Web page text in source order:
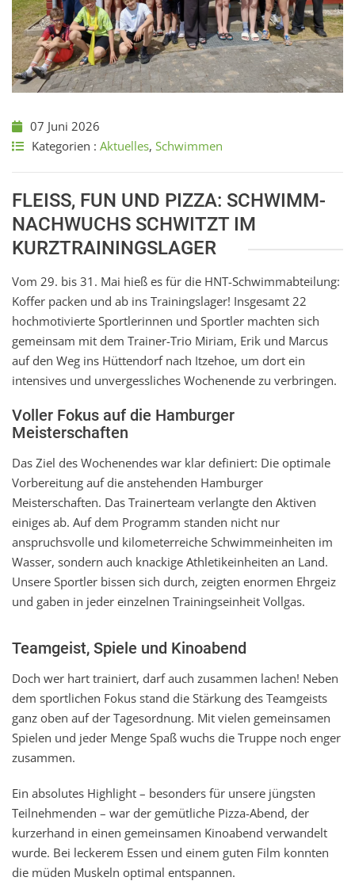
07 Juni 2026
Kategorien : Aktuelles, Schwimmen
FLEISS, FUN UND PIZZA: SCHWIMM-N
ACHWUCHS SCHWITZT IM K
URZTRAININGSLAGER
Vom 29. bis 31. Mai hieß es für die HNT-Schwimmabteilung:
Koffer packen und ab ins Trainingslager! Insgesamt 22
hochmotivierte Sportlerinnen und Sportler machten sich
gemeinsam mit dem Trainer-Trio Miriam, Erik und Marcus
auf den Weg ins Hüttendorf nach Itzehoe, um dort ein
intensives und unvergessliches Wochenende zu verbringen.
Voller Fokus auf die Hamburger
Meisterschaften
Das Ziel des Wochenendes war klar definiert: Die optimale
Vorbereitung auf die anstehenden Hamburger
Meisterschaften. Das Trainerteam verlangte den Aktiven
einiges ab. Auf dem Programm standen nicht nur
anspruchsvolle und kilometerreiche Schwimmeinheiten im
Wasser, sondern auch knackige Athletikeinheiten an Land.
Unsere Sportler bissen sich durch, zeigten enormen Ehrgeiz
und gaben in jeder einzelnen Trainingseinheit Vollgas.
Teamgeist, Spiele und Kinoabend
Doch wer hart trainiert, darf auch zusammen lachen! Neben
dem sportlichen Fokus stand die Stärkung des Teamgeists
ganz oben auf der Tagesordnung. Mit vielen gemeinsamen
Spielen und jeder Menge Spaß wuchs die Truppe noch enger
zusammen.
Ein absolutes Highlight – besonders für unsere jüngsten
Teilnehmenden – war der gemütliche Pizza-Abend, der
kurzerhand in einen gemeinsamen Kinoabend verwandelt
wurde. Bei leckerem Essen und einem guten Film konnten
die müden Muskeln optimal entspannen.